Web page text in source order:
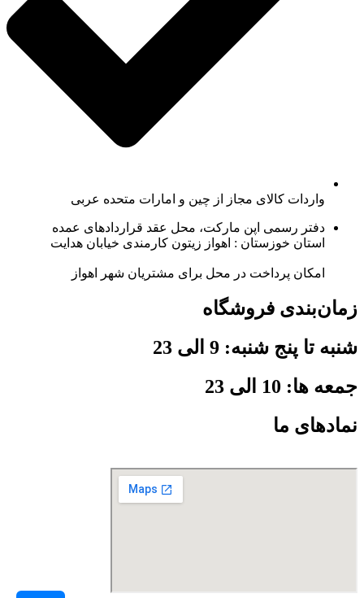
واردات کالای مجاز از چین و امارات متحده عربی
دفتر رسمی اپن مارکت، محل عقد قراردادهای عمده
استان خوزستان : اهواز زیتون کارمندی خیابان هدایت
امکان پرداخت در محل برای مشتریان شهر اهواز
زمان‌بندی فروشگاه
شنبه تا پنج شنبه: 9 الی 23
جمعه ها: 10 الی 23
نمادهای ما